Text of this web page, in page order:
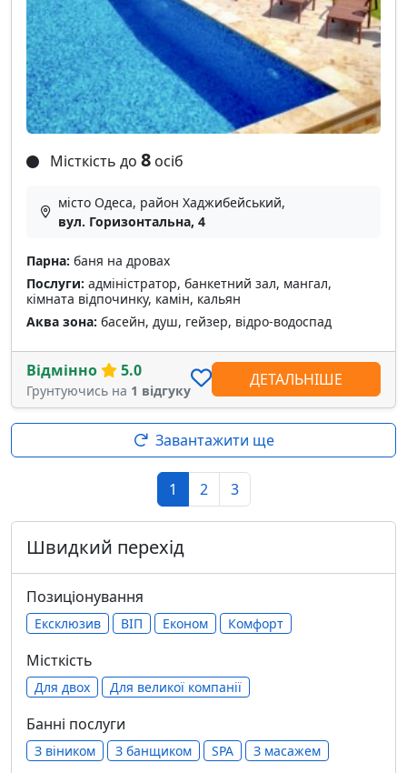
Місткість до 8 осіб
місто Одеса, район Хаджибейський,
вул. Горизонтальна, 4
Парна: баня на дровах
Послуги: адміністратор, банкетний зал, мангал,
кімната відпочинку, камін, кальян
Аква зона: басейн, душ, гейзер, відро-водоспад
Відмінно 5.0
Грунтуючись на 1 відгуку
ДЕТАЛЬНІШЕ
Завантажити ще
1 2 3
Швидкий перехід
Позиціонування
Ексклюзив ВІП Економ Комфорт
Місткість
Для двох Для великої компанії
Банні послуги
З віником З банщиком SPA З масажем